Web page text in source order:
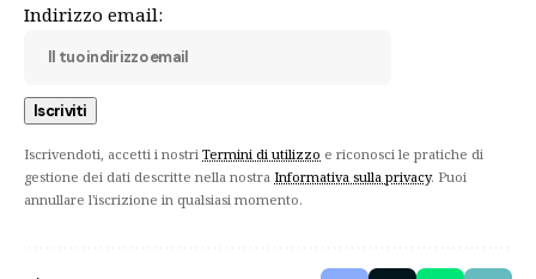
Indirizzo email:
Iscrivendoti, accetti i nostri Termini di utilizzo e riconosci le pratiche di
gestione dei dati descritte nella nostra Informativa sulla privacy. Puoi
annullare l'iscrizione in qualsiasi momento.